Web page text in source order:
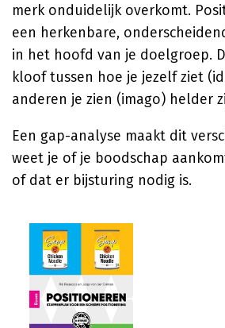
merk onduidelijk overkomt.
een herkenbare,
in het hoofd van je doelgroep.
kloof tussen hoe je jezelf ziet
anderen je zien (imago) helder
Een gap-analyse maakt dit
weet je of je boodschap
of dat er bijsturing nodig is.